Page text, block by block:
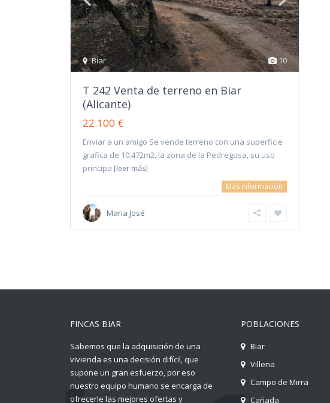
10
Biar
T 242 Venta de terreno en Biar
(Alicante)
22.100 €
Enviar a un amigo Se vende terreno con una superficie
grafica de 10.472m2, la zona de la Pedregosa, su uso
principa [leer más]
Más información
Maria José
FINCAS BIAR
Sabemos que la adquisición de una
vivienda es una decisión difícil, que
supone un gran esfuerzo, por eso
nuestro equipo humano se encarga de
ofrecerle las mejores ofertas y
POBLACIONES
Biar
Villena
Campo de Mirra
Cañada